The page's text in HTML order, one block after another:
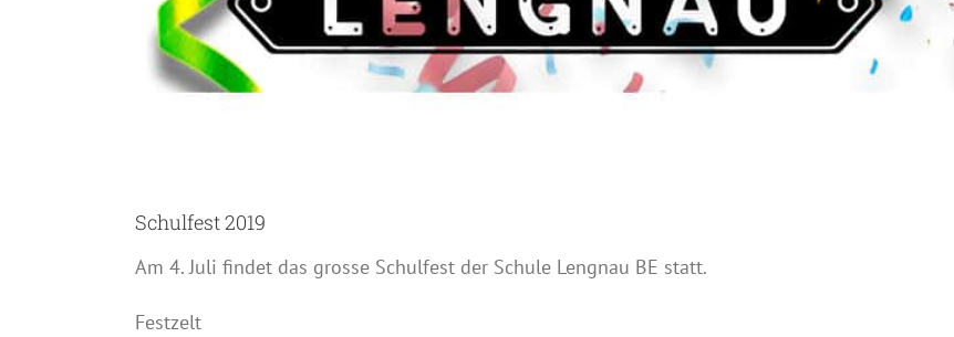
Schulfest 2019
Am 4. Juli findet das grosse Schulfest der Schule Lengnau BE statt.
Festzelt